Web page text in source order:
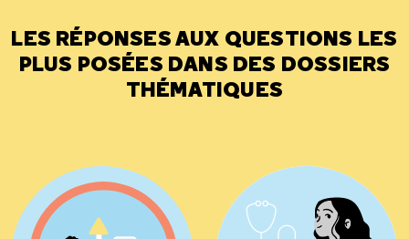
LES RÉPONSES AUX QUESTIONS LES
PLUS POSÉES DANS DES DOSSIERS
THÉMATIQUES